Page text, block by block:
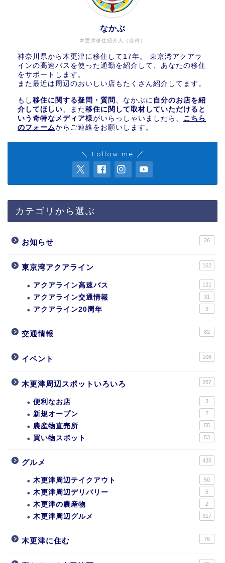
木更津移住紹介人（自称）
なかぶ
神奈川県から木更津に移住して17年。 東京湾アクアラ
インの高速バスを使った通勤を紹介して、あなたの移住
をサポートします。
また最近は周辺のおいしい店もたくさん紹介してます。
もし 移住に関する疑問・質問 、なかぶに 自分のお店を紹
介してほしい 、また移住に関して取材していただけると
いう奇特なメディア様がいらっしゃいましたら、 こちら
のフォームからご連絡をお願いします。
＼ Follow me ／
カテゴリから選ぶ
お知らせ 26
東京湾アクアライン 162
アクアライン高速バス 121
アクアライン交通情報 31
アクアライン20周年 9
交通情報 82
イベント 106
木更津周辺スポットいろいろ 267
便利なお店 3
新規オープン 2
農産物直売所 55
買い物スポット 53
グルメ 435
木更津周辺テイクアウト 50
木更津周辺デリバリー 5
木更津の農産物 2
木更津周辺グルメ 317
木更津に住む 76